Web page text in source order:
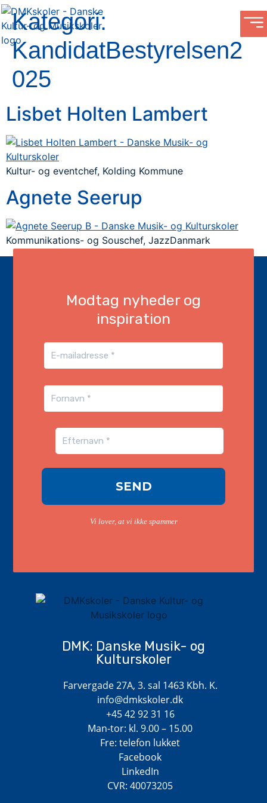
Kategori:
KandidatBestyrelsen2
025
Lisbet Holten Lambert
Kultur- og eventchef, Kolding Kommune
Agnete Seerup
Kommunikations- og Souschef, JazzDanmark
DMK: Danske Musik- og
Kulturskoler
Farvergade 27A, 3. sal 1463 Kbh. K.
info@dmkskoler.dk
+45 42 92 31 16
Man-tor: kl. 9.00 – 15.00
Fre: telefon lukket
Facebook
LinkedIn
CVR: 40073205
Modtag nyheder og
inspiration
Vi lover, at vi ikke spammer